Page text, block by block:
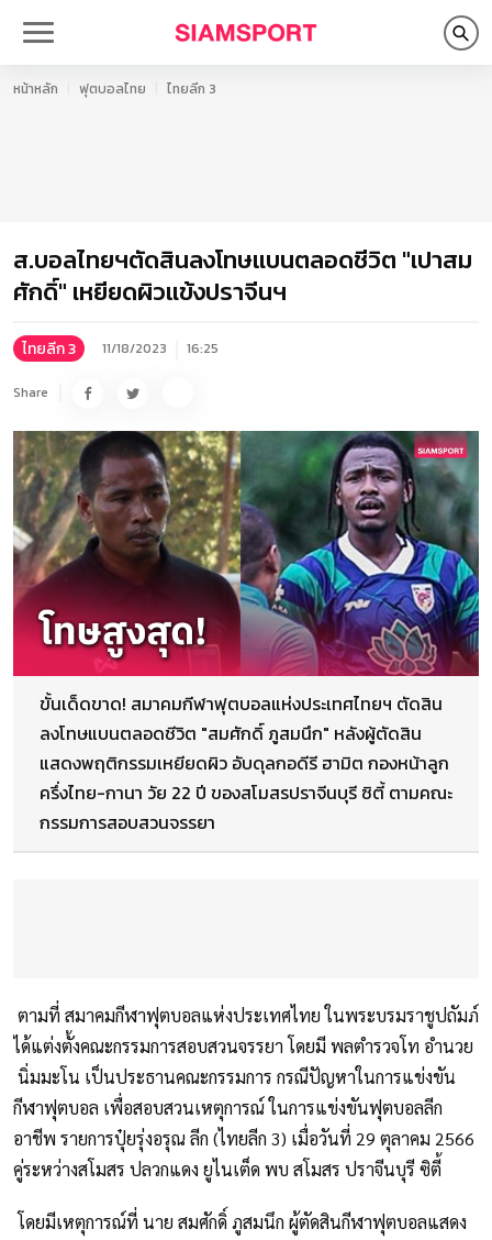
หน้าหลัก ฟุตบอลไทย ไทยลีก 3
ส.บอลไทยฯตัดสินลงโทษแบนตลอดชีวิต "เปาสม
ศักดิ์" เหยียดผิวแข้งปราจีนฯ
ไทยลีก 3 11/18/2023 16:25
Share
ขั้นเด็ดขาด! สมาคมกีฬาฟุตบอลแห่งประเทศไทยฯ ตัดสิน
ลงโทษแบนตลอดชีวิต "สมศักดิ์ ภูสมนึก" หลังผู้ตัดสิน
แสดงพฤติกรรมเหยียดผิว อับดุลกอดีรี ฮามิต กองหน้าลูก
ครึ่งไทย-กานา วัย 22 ปี ของสโมสรปราจีนบุรี ซิตี้ ตามคณะ
กรรมการสอบสวนจรรยา
ตามที่ สมาคมกีฬาฟุตบอลแห่งประเทศไทย ในพระบรมราชูปถัมภ์
ได้แต่งตั้งคณะกรรมการสอบสวนจรรยา โดยมี พลตำรวจโท อำนวย
นิ่มมะโน เป็นประธานคณะกรรมการ กรณีปัญหาในการแข่งขัน
กีฬาฟุตบอล เพื่อสอบสวนเหตุการณ์ ในการแข่งขันฟุตบอลลีก
อาชีพ รายการปุ๋ยรุ่งอรุณ ลีก (ไทยลีก 3) เมื่อวันที่ 29 ตุลาคม 2566
คู่ระหว่างสโมสร ปลวกแดง ยูไนเต็ด พบ สโมสร ปราจีนบุรี ซิตี้
โดยมีเหตุการณ์ที่ นาย สมศักดิ์ ภูสมนึก ผู้ตัดสินกีฬาฟุตบอลแสดง